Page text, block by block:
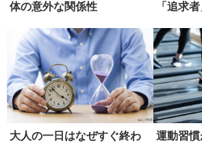
体の意外な関係性
「追求
大人の一日はなぜすぐ終わ
運動習